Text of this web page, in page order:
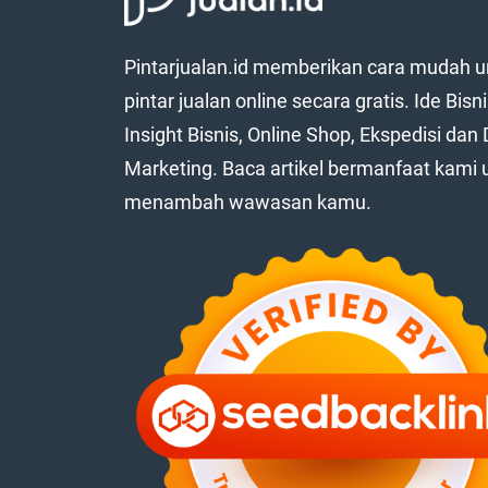
Pintarjualan.id memberikan cara mudah
pintar jualan online secara gratis. Ide
Insight Bisnis, Online Shop, Ekspedisi dan
Marketing. Baca artikel bermanfaat kami
menambah wawasan kamu.